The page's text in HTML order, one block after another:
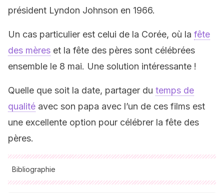
président Lyndon Johnson en 1966.
Un cas particulier est celui de la Corée, où la fête
des mères et la fête des pères sont célébrées
ensemble le 8 mai. Une solution intéressante !
Quelle que soit la date, partager du temps de
qualité avec son papa avec l’un de ces films est
une excellente option pour célébrer la fête des
pères.
Bibliographie
Toutes les sources citées ont été examinées en profondeur